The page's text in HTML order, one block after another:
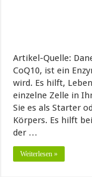
Artikel-Quelle:
CoQ10, ist ein
wird. Es hilft,
einzelne Zelle in
Sie es als Starter
Körpers. Es hilft
der …
Weiterlesen »